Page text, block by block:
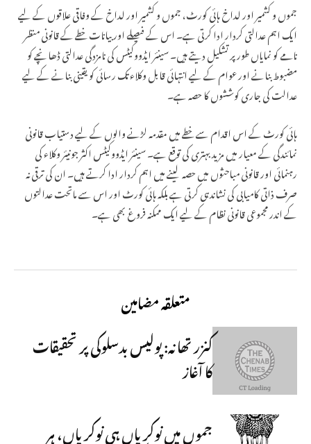
جموں و کشمیر اور لداخ ہائی کورٹ، جموں و کشمیر اور لداخ کے وفاقی علاقوں کے لیے
ایک اہم عدالتی کردار ادا کرتی ہے۔ اس کے فیصلے اور بیانات خطے کے قانونی منظر
نامے کو نمایاں طور پر تشکیل دیتے ہیں۔ سینئر ایڈووکیٹس کی نامزدگی عدالتی ڈھانچے کو
مضبوط بنانے اور عوام کے لیے انتہائی قابل وکلاء تک رسائی کو یقینی بنانے کے لیے
عدالت کی جاری کوششوں کا حصہ ہے۔
ہائی کورٹ کے اس اقدام سے خطے میں مقدمہ لڑنے والوں کے لیے دستیاب قانونی
نمائندگی کے معیار میں مزید بہتری کی توقع ہے۔ سینئر ایڈووکیٹس اکثر جونیئر وکلاء کی
رہنمائی اور قانونی مباحثوں میں حصہ لینے میں اہم کردار ادا کرتے ہیں۔ ان کی ترقی نہ
صرف ذاتی کامیابی کی نشاندہی کرتی ہے بلکہ ہائی کورٹ اور اس سے ماتحت عدالتوں
کے اندر مجموعی قانونی نظام کے لیے ایک ممکنہ فروغ بھی ہے۔
متعلقہ مضامین
کنزر تھانہ: پولیس بدسلوکی پر تحقیقات
کا آغاز
جموں میں نوکریاں ہی نوکریاں، ہر